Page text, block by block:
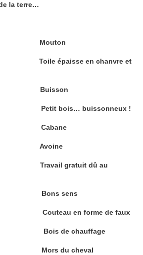
la terre…
en chanvre et
bois… buissonneux !
gratuit dû au
sens
en forme de faux
de chauffage
du cheval